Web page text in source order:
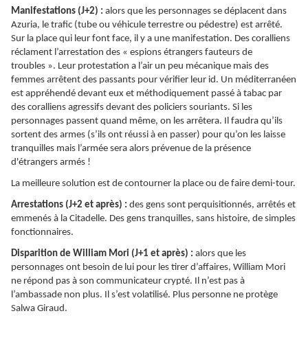
Manifestations (J+2) : alors que les personnages se déplacent dans
Azuria, le trafic (tube ou véhicule terrestre ou pédestre) est arrêté.
Sur la place qui leur font face, il y a une manifestation. Des coralliens
réclament l’arrestation des « espions étrangers fauteurs de
troubles ». Leur protestation a l’air un peu mécanique mais des
femmes arrêtent des passants pour vérifier leur id. Un méditerranéen
est appréhendé devant eux et méthodiquement passé à tabac par
des coralliens agressifs devant des policiers souriants. Si les
personnages passent quand même, on les arrêtera. Il faudra qu’ils
sortent des armes (s’ils ont réussi à en passer) pour qu’on les laisse
tranquilles mais l’armée sera alors prévenue de la présence
d'étrangers armés !
La meilleure solution est de contourner la place ou de faire demi-tour.
Arrestations (J+2 et après) : des gens sont perquisitionnés, arrêtés et
emmenés à la Citadelle. Des gens tranquilles, sans histoire, de simples
fonctionnaires.
Disparition de William Mori (J+1 et après) : alors que les
personnages ont besoin de lui pour les tirer d’affaires, William Mori
ne répond pas à son communicateur crypté. Il n’est pas à
l’ambassade non plus. Il s’est volatilisé. Plus personne ne protège
Salwa Giraud.